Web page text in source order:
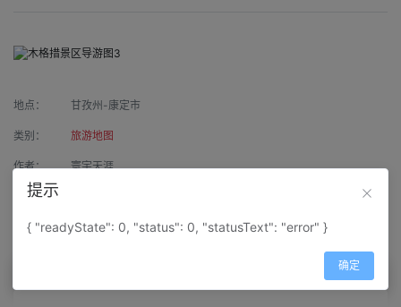
地点： 甘孜州-康定市
类别： 旅游地图
作者： 寰宇天涯
来源：
属性： 地图属性： 地图类型-景区导游图
提示
{ "readyState": 0, "status": 0, "statusText": "error" }
确定